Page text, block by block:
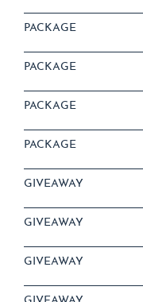
PACKAGE
PACKAGE
PACKAGE
PACKAGE
GIVEAWAY
GIVEAWAY
GIVEAWAY